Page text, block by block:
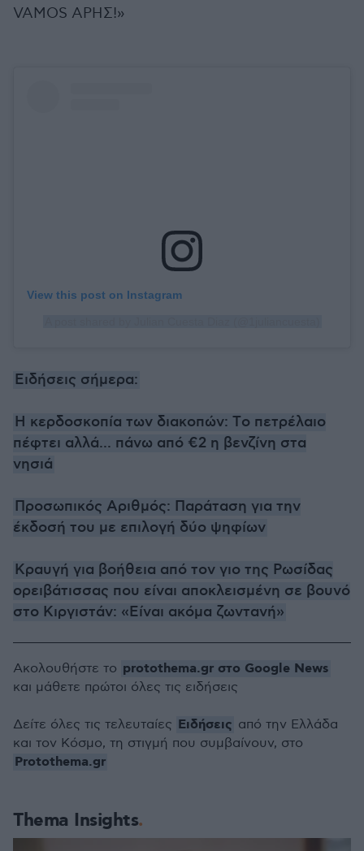
VAMOS ΑΡΗΣ!»
View this post on Instagram
Ειδήσεις σήμερα:
Η κερδοσκοπία των διακοπών: Tο πετρέλαιο
πέφτει αλλά... πάνω από €2 η βενζίνη στα
νησιά
Προσωπικός Αριθμός: Παράταση για την
έκδοσή του με επιλογή δύο ψηφίων
Κραυγή για βοήθεια από τον γιο της Ρωσίδας
ορειβάτισσας που είναι αποκλεισμένη σε βουνό
στο Κιργιστάν: «Είναι ακόμα ζωντανή»
Thema Insights
Ακολουθήστε το protothema.gr στο Google News
και μάθετε πρώτοι όλες τις ειδήσεις
Δείτε όλες τις τελευταίες Ειδήσεις από την Ελλάδα
και τον Κόσμο, τη στιγμή που συμβαίνουν, στο
Protothema.gr